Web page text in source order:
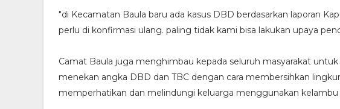
"di Kecamatan Baula baru ada kasus DBD berdasarkan laporan
perlu di konfirmasi ulang. paling tidak kami bisa lakukan upaya
Camat Baula juga menghimbau kepada seluruh masyarakat
menekan angka DBD dan TBC dengan cara membersihkan
memperhatikan dan melindungi keluarga menggunakan kelambu